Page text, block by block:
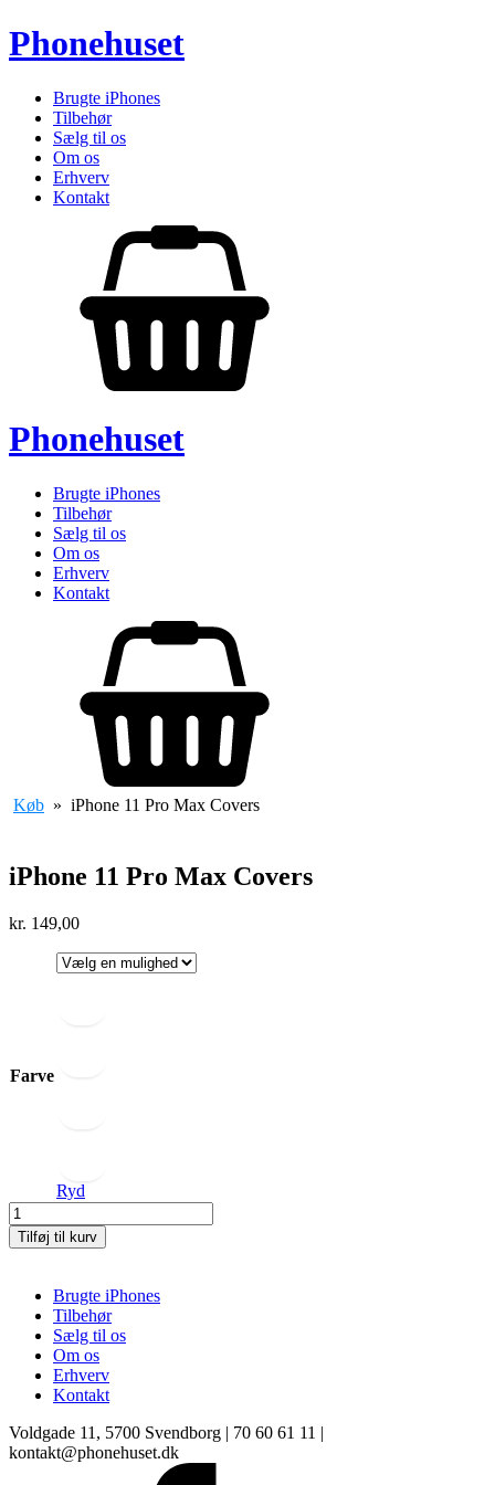
Phonehuset
Brugte iPhones
Tilbehør
Sælg til os
Om os
Erhverv
Kontakt
Phonehuset
Brugte iPhones
Tilbehør
Sælg til os
Om os
Erhverv
Kontakt
Køb » iPhone 11 Pro Max Covers
iPhone 11 Pro Max Covers
kr. 149,00
Farve
Ryd
iPhone
11
Pro
Covers
antal
Tilføj til kurv
Brugte iPhones
Tilbehør
Sælg til os
Om os
Erhverv
Kontakt
Voldgade 11, 5700 Svendborg | 70 60 61 11 |
kontakt@phonehuset.dk